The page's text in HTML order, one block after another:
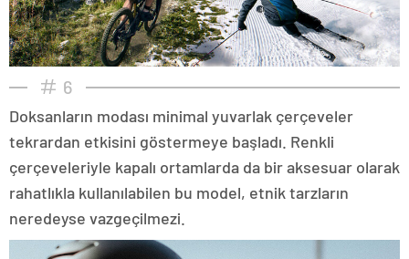
6
Doksanların modası minimal yuvarlak çerçeveler
tekrardan etkisini göstermeye başladı. Renkli
çerçeveleriyle kapalı ortamlarda da bir aksesuar olarak
rahatlıkla kullanılabilen bu model, etnik tarzların
neredeyse vazgeçilmezi.